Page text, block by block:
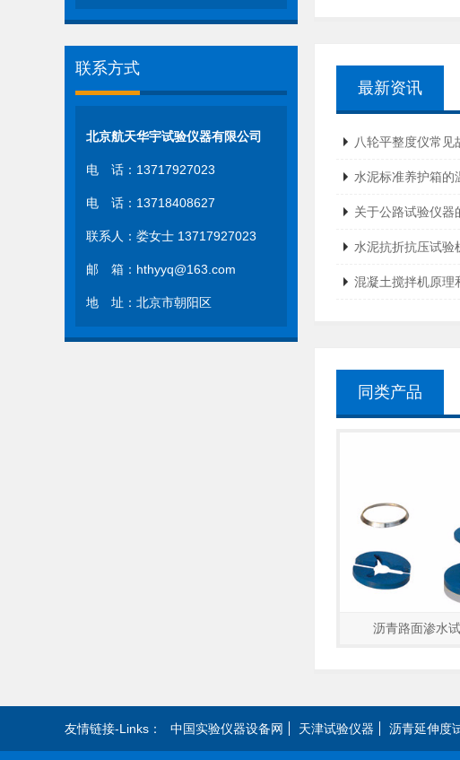
联系方式
北京航天华宇试验仪器有限公司
电 话：13717927023
电 话：13718408627
联系人：娄女士 13717927023
邮 箱：hthyyq@163.com
地 址：北京市朝阳区
最新资讯
八轮平整度仪常见
水泥标准养护箱的
关于公路试验仪器
水泥抗折抗压试验
混凝土搅拌机原理
同类产品
沥青路面渗水
友情链接-Links： 中国实验仪器设备网 天津试验仪器 沥青延伸度